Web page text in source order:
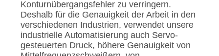
Konturnübergangsfehler zu verringern.
Deshalb für die Genauigkeit der Arbeit in den
verschiedenen Industrien, verwendet unsere
industrielle Automatisierung auch Servo-
gesteuerten Druck, höhere Genauigkeit von